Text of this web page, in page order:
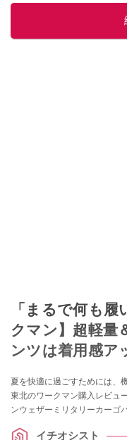
「まるで何も
クマン】超軽量
ンツは着用感ア
夏を快適に過ごすためには、
東北のワークマン購入レビュ
ンウェザーミリタリーカーゴ
イチオシスト